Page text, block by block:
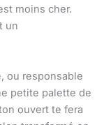
moins cher.
un
ou responsable
petite palette de
ouvert te fera